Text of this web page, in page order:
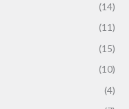
(14)
(11)
(15)
(10)
(4)